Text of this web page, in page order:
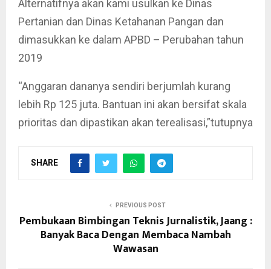
Alternatifnya akan kami usulkan ke Dinas
Pertanian dan Dinas Ketahanan Pangan dan
dimasukkan ke dalam APBD – Perubahan tahun
2019
“Anggaran dananya sendiri berjumlah kurang
lebih Rp 125 juta. Bantuan ini akan bersifat skala
prioritas dan dipastikan akan terealisasi,”tutupnya
SHARE
PREVIOUS POST
Pembukaan Bimbingan Teknis Jurnalistik, Jaang :
Banyak Baca Dengan Membaca Nambah
Wawasan